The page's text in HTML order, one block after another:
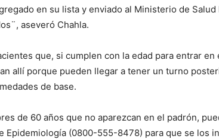
en su lista y enviado al Ministerio de Salud
aseveró Chahla.
que, si cumplen con la edad para entrar en
allí porque pueden llegar a tener un turno
de base.
de 60 años que no aparezcan en el padrón,
Epidemiología (0800-555-8478) para que se los